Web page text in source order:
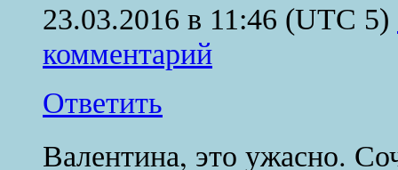
23.03.2016 в 11:46 (UTC 5)
комментарий
Ответить
Валентина, это ужасно.